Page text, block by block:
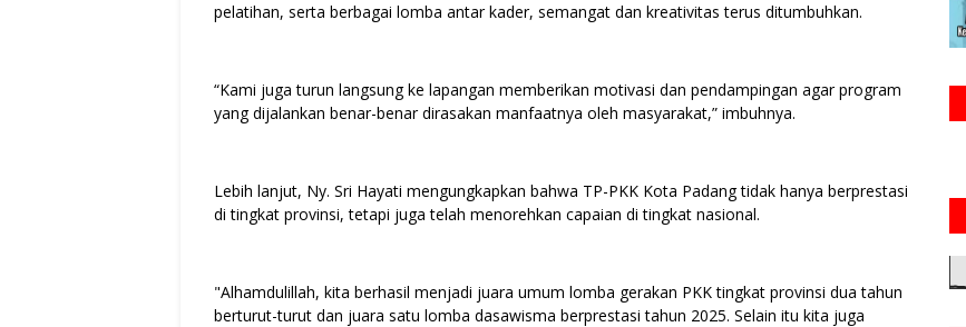
pelatihan, serta berbagai lomba antar kader, semangat dan kreativitas terus ditumbuhkan.
“Kami juga turun langsung ke lapangan memberikan motivasi dan pendampingan agar program
yang dijalankan benar-benar dirasakan manfaatnya oleh masyarakat,” imbuhnya.
Lebih lanjut, Ny. Sri Hayati mengungkapkan bahwa TP-PKK Kota Padang tidak hanya berprestasi
di tingkat provinsi, tetapi juga telah menorehkan capaian di tingkat nasional.
"Alhamdulillah, kita berhasil menjadi juara umum lomba gerakan PKK tingkat provinsi dua tahun
berturut-turut dan juara satu lomba dasawisma berprestasi tahun 2025. Selain itu kita juga